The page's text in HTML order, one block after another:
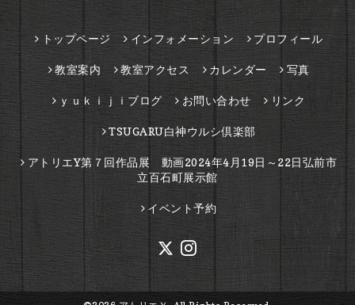
トップページ インフォメーション プロフィール
教室案内 教室アクセス カレンダー 写真
ｙｕｋｉｊｉブログ お問い合わせ リンク
TSUGARU白神ウルシ倶楽部
アトリエY第７回作品展 動画2024年4月19日～22日弘前市
立百石町展示館
イベント予約